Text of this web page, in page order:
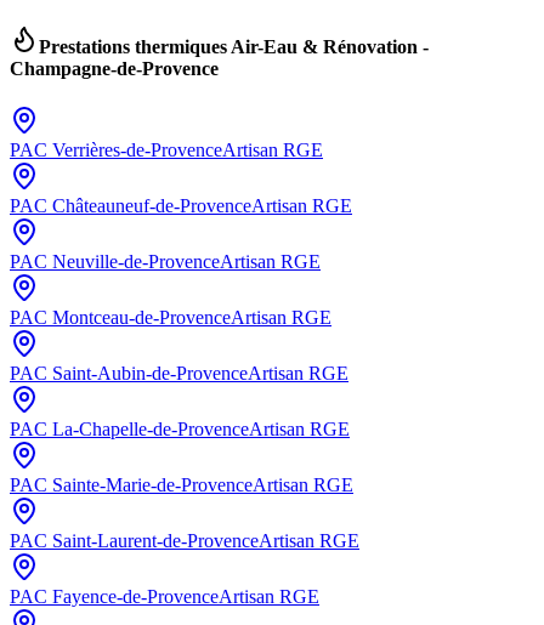
Prestations thermiques Air-Eau & Rénovation -
Champagne-de-Provence
PAC Verrières-de-ProvenceArtisan RGE
PAC Châteauneuf-de-ProvenceArtisan RGE
PAC Neuville-de-ProvenceArtisan RGE
PAC Montceau-de-ProvenceArtisan RGE
PAC Saint-Aubin-de-ProvenceArtisan RGE
PAC La-Chapelle-de-ProvenceArtisan RGE
PAC Sainte-Marie-de-ProvenceArtisan RGE
PAC Saint-Laurent-de-ProvenceArtisan RGE
PAC Fayence-de-ProvenceArtisan RGE